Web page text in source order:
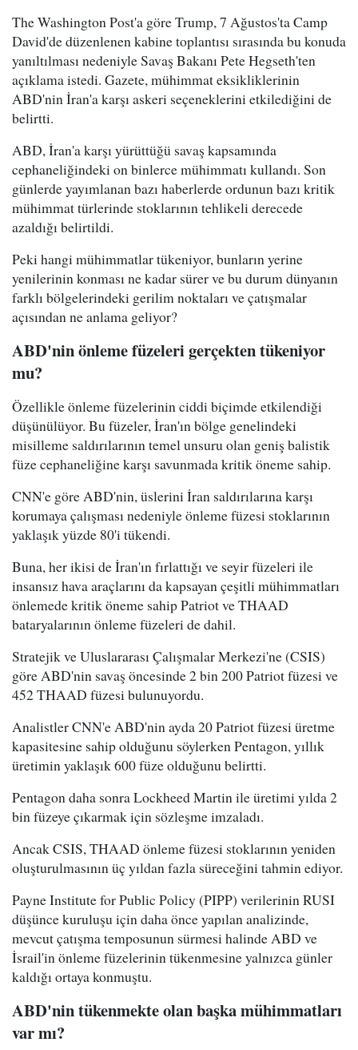
The Washington Post'a göre Trump, 7 Ağustos'ta Camp
David'de düzenlenen kabine toplantısı sırasında bu konuda
yanıltılması nedeniyle Savaş Bakanı Pete Hegseth'ten
açıklama istedi. Gazete, mühimmat eksikliklerinin
ABD'nin İran'a karşı askeri seçeneklerini etkilediğini de
belirtti.
ABD, İran'a karşı yürüttüğü savaş kapsamında
cephaneliğindeki on binlerce mühimmatı kullandı. Son
günlerde yayımlanan bazı haberlerde ordunun bazı kritik
mühimmat türlerinde stoklarının tehlikeli derecede
azaldığı belirtildi.
Peki hangi mühimmatlar tükeniyor, bunların yerine
yenilerinin konması ne kadar sürer ve bu durum dünyanın
farklı bölgelerindeki gerilim noktaları ve çatışmalar
açısından ne anlama geliyor?
ABD'nin önleme füzeleri gerçekten tükeniyor
mu?
Özellikle önleme füzelerinin ciddi biçimde etkilendiği
düşünülüyor. Bu füzeler, İran'ın bölge genelindeki
misilleme saldırılarının temel unsuru olan geniş balistik
füze cephaneliğine karşı savunmada kritik öneme sahip.
CNN'e göre ABD'nin, üslerini İran saldırılarına karşı
korumaya çalışması nedeniyle önleme füzesi stoklarının
yaklaşık yüzde 80'i tükendi.
Buna, her ikisi de İran'ın fırlattığı ve seyir füzeleri ile
insansız hava araçlarını da kapsayan çeşitli mühimmatları
önlemede kritik öneme sahip Patriot ve THAAD
bataryalarının önleme füzeleri de dahil.
Stratejik ve Uluslararası Çalışmalar Merkezi'ne (CSIS)
göre ABD'nin savaş öncesinde 2 bin 200 Patriot füzesi ve
452 THAAD füzesi bulunuyordu.
Analistler CNN'e ABD'nin ayda 20 Patriot füzesi üretme
kapasitesine sahip olduğunu söylerken Pentagon, yıllık
üretimin yaklaşık 600 füze olduğunu belirtti.
Pentagon daha sonra Lockheed Martin ile üretimi yılda 2
bin füzeye çıkarmak için sözleşme imzaladı.
Ancak CSIS, THAAD önleme füzesi stoklarının yeniden
oluşturulmasının üç yıldan fazla süreceğini tahmin ediyor.
Payne Institute for Public Policy (PIPP) verilerinin RUSI
düşünce kuruluşu için daha önce yapılan analizinde,
mevcut çatışma temposunun sürmesi halinde ABD ve
İsrail'in önleme füzelerinin tükenmesine yalnızca günler
kaldığı ortaya konmuştu.
ABD'nin tükenmekte olan başka mühimmatları
var mı?